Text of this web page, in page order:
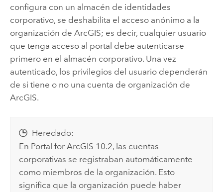
configura con un almacén de identidades
corporativo, se deshabilita el acceso anónimo a la
organización de ArcGIS; es decir, cualquier usuario
que tenga acceso al portal debe autenticarse
primero en el almacén corporativo. Una vez
autenticado, los privilegios del usuario dependerán
de si tiene o no una cuenta de organización de
ArcGIS.
Heredado:
En Portal for ArcGIS 10.2, las cuentas
corporativas se registraban automáticamente
como miembros de la organización. Esto
significa que la organización puede haber